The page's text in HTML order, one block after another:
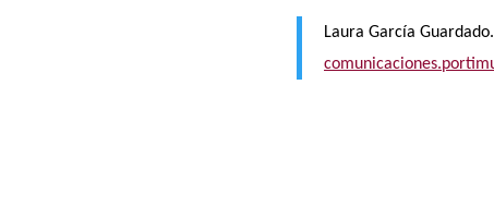
Laura García